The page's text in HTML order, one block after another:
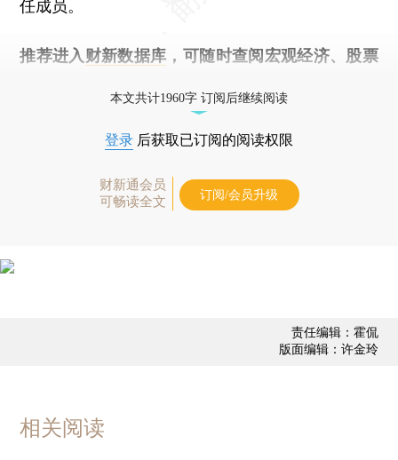
任成员。
推荐进入 财新数据库 ，可随时查阅宏观经济、股票
本文共计1960字 订阅后继续阅读
登录 后获取已订阅的阅读权限
财新通会员
可畅读全文
订阅/会员升级
责任编辑：霍侃
版面编辑：许金玲
相关阅读